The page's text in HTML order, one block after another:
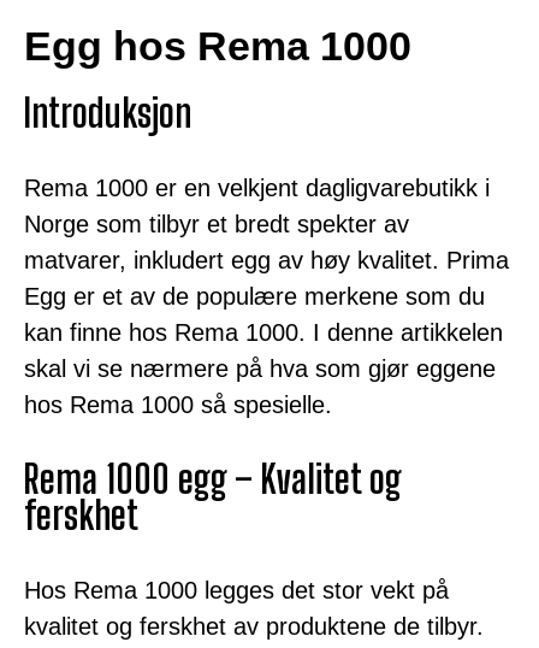
Egg hos Rema 1000
Introduksjon
Rema 1000 er en velkjent dagligvarebutikk i
Norge som tilbyr et bredt spekter av
matvarer, inkludert egg av høy kvalitet. Prima
Egg er et av de populære merkene som du
kan finne hos Rema 1000. I denne artikkelen
skal vi se nærmere på hva som gjør eggene
hos Rema 1000 så spesielle.
Rema 1000 egg – Kvalitet og
ferskhet
Hos Rema 1000 legges det stor vekt på
kvalitet og ferskhet av produktene de tilbyr.